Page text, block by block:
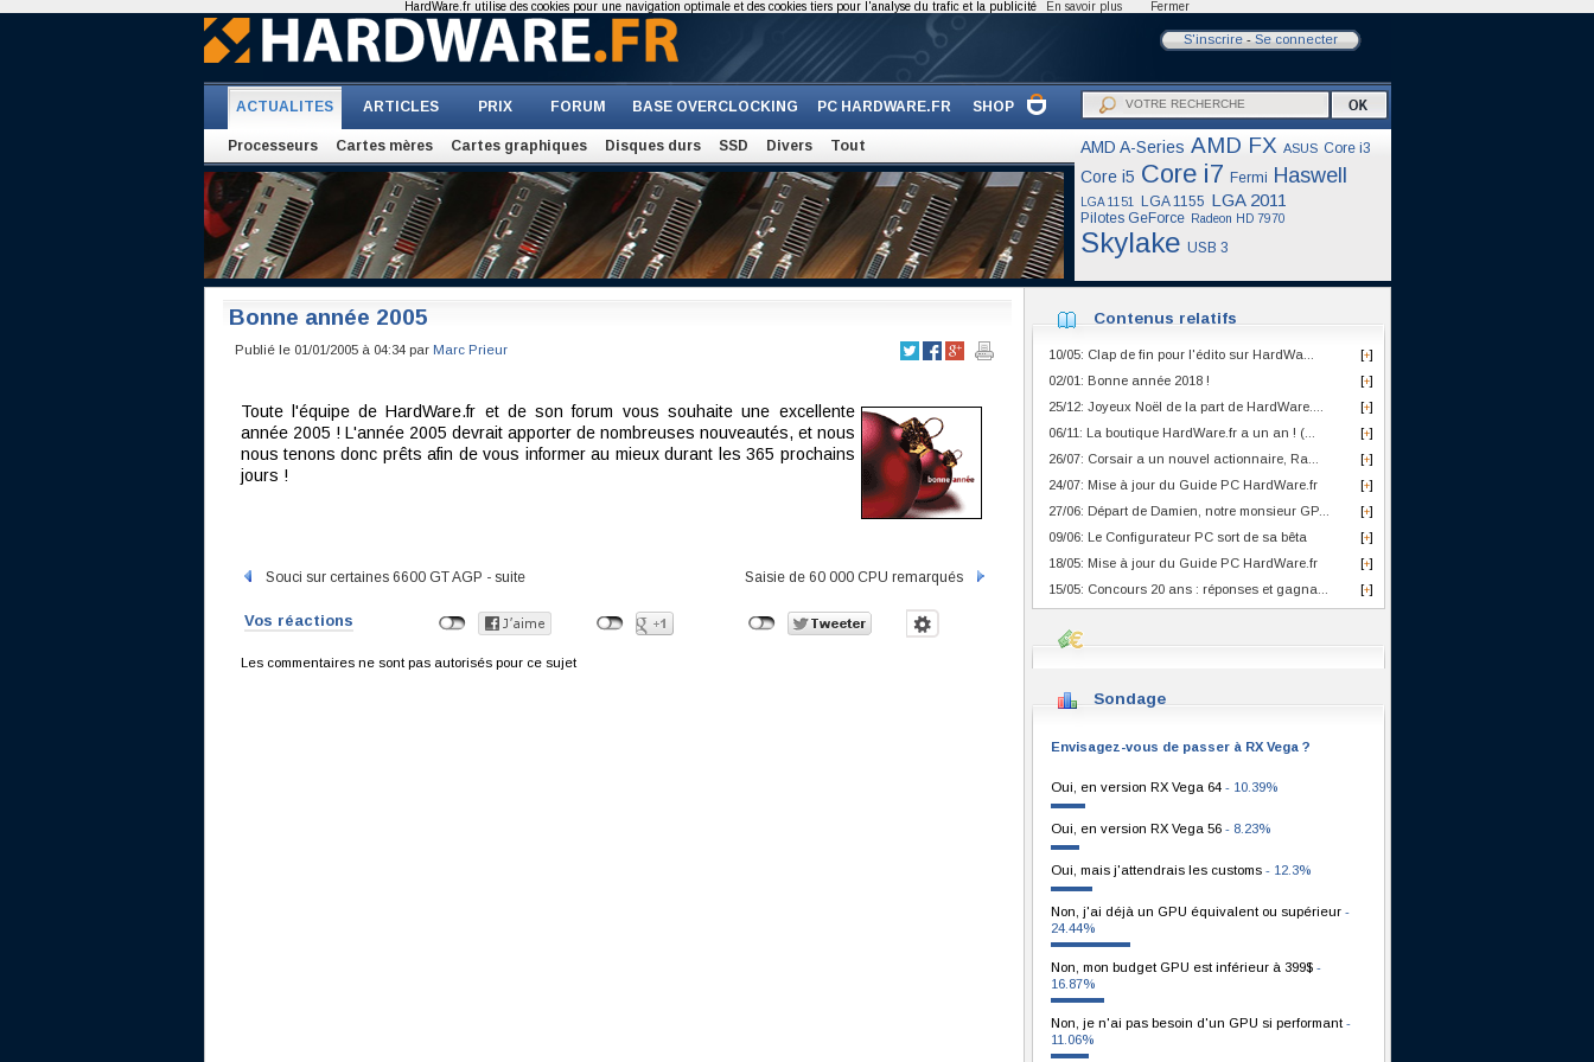
S'inscrire- Se connecter
ACTUALITES ARTICLES PRIX FORUM BASE OVERCLOCKING PC HARDWARE.FR SHOP
Processeurs Cartes mères Cartes graphiques Disques durs SSD Divers Tout AMD A-Series AMD FX ASUS Core i3
Core i5 Core i7 Fermi Haswell
LGA 1151 LGA 1155 LGA 2011
Pilotes GeForce Radeon HD 7970
Skylake USB 3
Bonne année 2005
Publié le 01/01/2005 à 04:34 par Marc Prieur
Toute l'équipe de HardWare.fr et de son forum vous souhaite une excellente
année 2005 ! L'année 2005 devrait apporter de nombreuses nouveautés, et nous
nous tenons donc prêts afin de vous informer au mieux durant les 365 prochains
jours !
Souci sur certaines 6600 GT AGP - suite Saisie de 60 000 CPU remarqués
Vos réactions
Les commentaires ne sont pas autorisés pour ce sujet
Contenus relatifs
[+]
10/05: Clap de fin pour l'édito sur HardWa...
[+]
02/01: Bonne année 2018 !
[+]
25/12: Joyeux Noël de la part de HardWare....
[+]
06/11: La boutique HardWare.fr a un an ! (...
[+]
26/07: Corsair a un nouvel actionnaire, Ra...
[+]
24/07: Mise à jour du Guide PC HardWare.fr
[+]
27/06: Départ de Damien, notre monsieur GP...
[+]
09/06: Le Configurateur PC sort de sa bêta
[+]
18/05: Mise à jour du Guide PC HardWare.fr
[+]
15/05: Concours 20 ans : réponses et gagna...
Sondage
Envisagez-vous de passer à RX Vega ?
Oui, en version RX Vega 64 - 10.39%
Oui, en version RX Vega 56 - 8.23%
Oui, mais j'attendrais les customs - 12.3%
Non, j'ai déjà un GPU équivalent ou supérieur -
24.44%
Non, mon budget GPU est inférieur à 399$ -
16.87%
Non, je n'ai pas besoin d'un GPU si performant -
11.06%
HardWare.fr utilise des cookies pour une navigation optimale et des cookies tiers pour l'analyse du trafic et la publicité En savoir plus Fermer